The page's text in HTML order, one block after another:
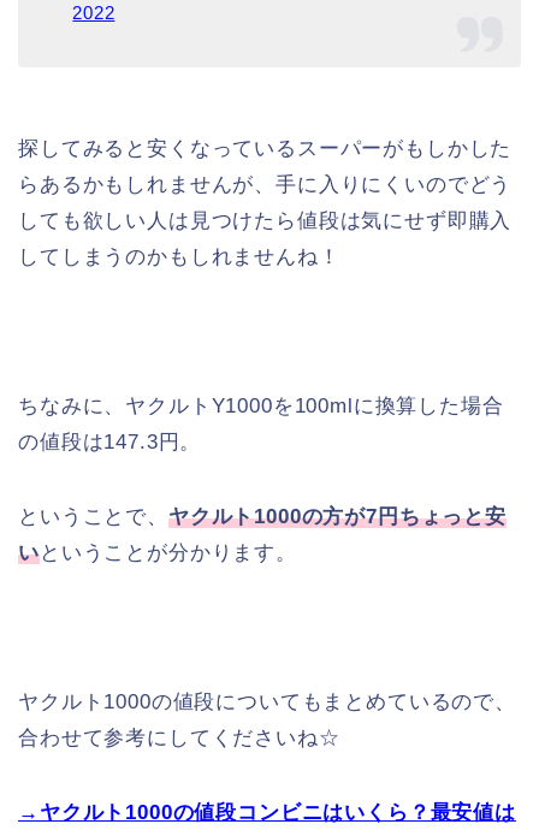
2022
探してみると安くなっているスーパーがもしかした
らあるかもしれませんが、手に入りにくいのでどう
しても欲しい人は見つけたら値段は気にせず即購入
してしまうのかもしれませんね！
ちなみに、ヤクルトY1000を100mlに換算した場合
の値段は147.3円。
ということで、 ヤクルト1000の方が7円ちょっと安
いということが分かります。
ヤクルト1000の値段についてもまとめているので、
合わせて参考にしてくださいね☆
→ヤクルト1000の値段コンビニはいくら？最安値は